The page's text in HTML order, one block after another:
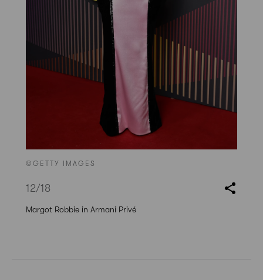
©GETTY IMAGES
12/18
Margot Robbie in Armani Privé